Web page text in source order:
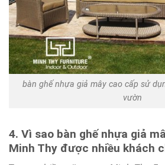
bàn ghế nhựa giả mây cao cấp sử
vườn
4. Vì sao bàn ghế nhựa giả
Minh Thy được nhiều khách